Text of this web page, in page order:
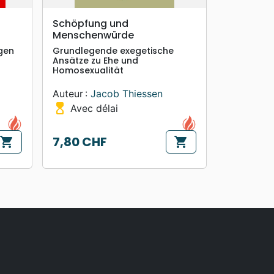
shopping_cart
search APERÇU RAPIDE
Schöpfung und
Menschenwürde
Grundlegende exegetische
Ansätze zu Ehe und
Homosexualität
Auteur : Jacob Thiessen
hourglass_top Avec délai
Prix
7,80 CHF shopping_cart